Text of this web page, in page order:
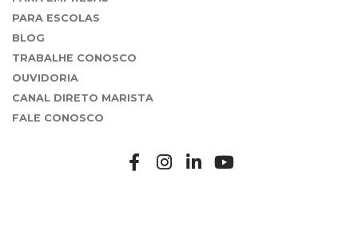
PARA ESCOLAS
BLOG
TRABALHE CONOSCO
OUVIDORIA
CANAL DIRETO MARISTA
FALE CONOSCO